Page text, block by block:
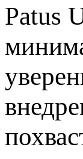
Patus